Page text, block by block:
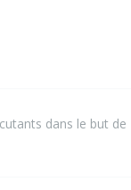
dans le but de